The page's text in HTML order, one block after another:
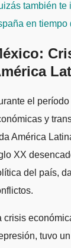
también te
en tiempo
el
y
América
XX
del país,
crisis
tuvo